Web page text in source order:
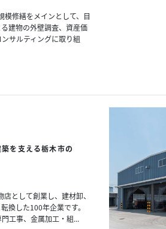
模修繕をメインとして、目
建物の外壁調査、資産価
サルティングに取り組
を支える栃木市の
として創業し、建材卸、
換した100年企業です。
工事、金属加工・組...